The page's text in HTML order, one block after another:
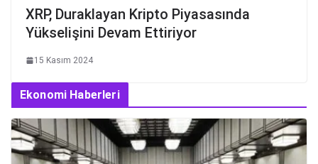
XRP, Duraklayan Kripto Piyasasında
Yükselişini Devam Ettiriyor
15 Kasım 2024
Ekonomi Haberleri